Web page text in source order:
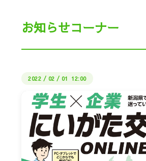
お知らせコーナー
2022 / 02 / 01 12:00